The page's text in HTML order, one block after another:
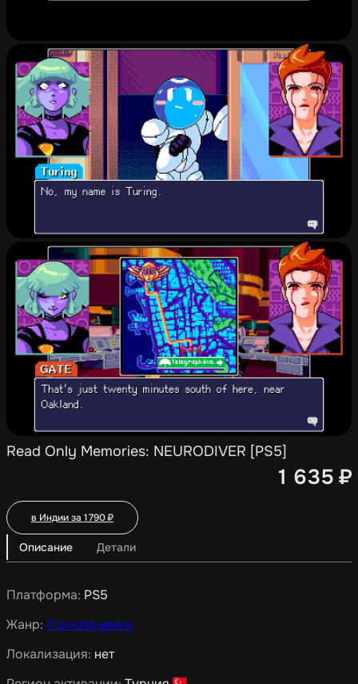
Read Only Memories: NEURODIVER [PS5]
1 635 ₽
в Индии за 1 790₽
Описание Детали
Платформа: PS5
Жанр: Приключения
Локализация: нет